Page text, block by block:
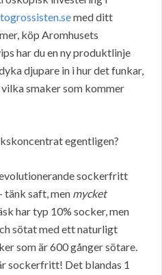
med ditt
köp Aromhusets
har du en ny produktlinje
djupare in i hur det funkar,
smaker som kommer
egentligen?
sockerfritt
saft, men mycket
har typ 10% socker, men
sötat med ett naturligt
som är 600 gånger sötare.
sockerfritt! Det blandas 1